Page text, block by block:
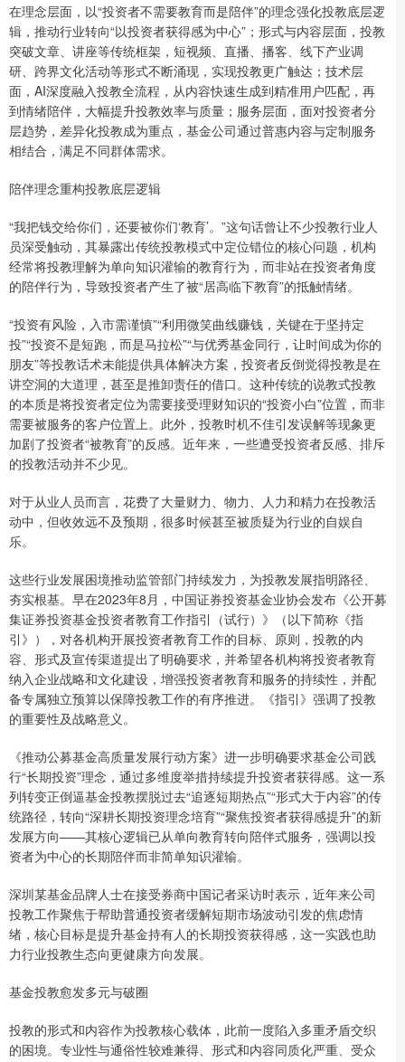
在理念层面，以“投资者不需要教育而是陪伴”的理念强化投教底层逻
辑，推动行业转向“以投资者获得感为中心”；形式与内容层面，投教
突破文章、讲座等传统框架，短视频、直播、播客、线下产业调
研、跨界文化活动等形式不断涌现，实现投教更广触达；技术层
面，AI深度融入投教全流程，从内容快速生成到精准用户匹配，再
到情绪陪伴，大幅提升投教效率与质量；服务层面，面对投资者分
层趋势，差异化投教成为重点，基金公司通过普惠内容与定制服务
相结合，满足不同群体需求。
陪伴理念重构投教底层逻辑
“我把钱交给你们，还要被你们‘教育’。”这句话曾让不少投教行业人
员深受触动，其暴露出传统投教模式中定位错位的核心问题，机构
经常将投教理解为单向知识灌输的教育行为，而非站在投资者角度
的陪伴行为，导致投资者产生了被“居高临下教育”的抵触情绪。
“投资有风险，入市需谨慎”“利用微笑曲线赚钱，关键在于坚持定
投”“投资不是短跑，而是马拉松”“与优秀基金同行，让时间成为你的
朋友”等投教话术未能提供具体解决方案，投资者反倒觉得投教是在
讲空洞的大道理，甚至是推卸责任的借口。这种传统的说教式投教
的本质是将投资者定位为需要接受理财知识的“投资小白”位置，而非
需要被服务的客户位置上。此外，投教时机不佳引发误解等现象更
加剧了投资者“被教育”的反感。近年来，一些遭受投资者反感、排斥
的投教活动并不少见。
对于从业人员而言，花费了大量财力、物力、人力和精力在投教活
动中，但收效远不及预期，很多时候甚至被质疑为行业的自娱自
乐。
这些行业发展困境推动监管部门持续发力，为投教发展指明路径、
夯实根基。早在2023年8月，中国证券投资基金业协会发布《公开募
集证券投资基金投资者教育工作指引（试行）》（以下简称《指
引》），对各机构开展投资者教育工作的目标、原则，投教的内
容、形式及宣传渠道提出了明确要求，并希望各机构将投资者教育
纳入企业战略和文化建设，增强投资者教育和服务的持续性，并配
备专属独立预算以保障投教工作的有序推进。《指引》强调了投教
的重要性及战略意义。
《推动公募基金高质量发展行动方案》进一步明确要求基金公司践
行“长期投资”理念，通过多维度举措持续提升投资者获得感。这一系
列转变正倒逼基金投教摆脱过去“追逐短期热点”“形式大于内容”的传
统路径，转向“深耕长期投资理念培育”“聚焦投资者获得感提升”的新
发展方向——其核心逻辑已从单向教育转向陪伴式服务，强调以投
资者为中心的长期陪伴而非简单知识灌输。
深圳某基金品牌人士在接受券商中国记者采访时表示，近年来公司
投教工作聚焦于帮助普通投资者缓解短期市场波动引发的焦虑情
绪，核心目标是提升基金持有人的长期投资获得感，这一实践也助
力行业投教生态向更健康方向发展。
基金投教愈发多元与破圈
投教的形式和内容作为投教核心载体，此前一度陷入多重矛盾交织
的困境。专业性与通俗性较难兼得、形式和内容同质化严重、受众